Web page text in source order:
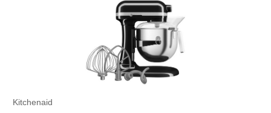
Kitchenaid